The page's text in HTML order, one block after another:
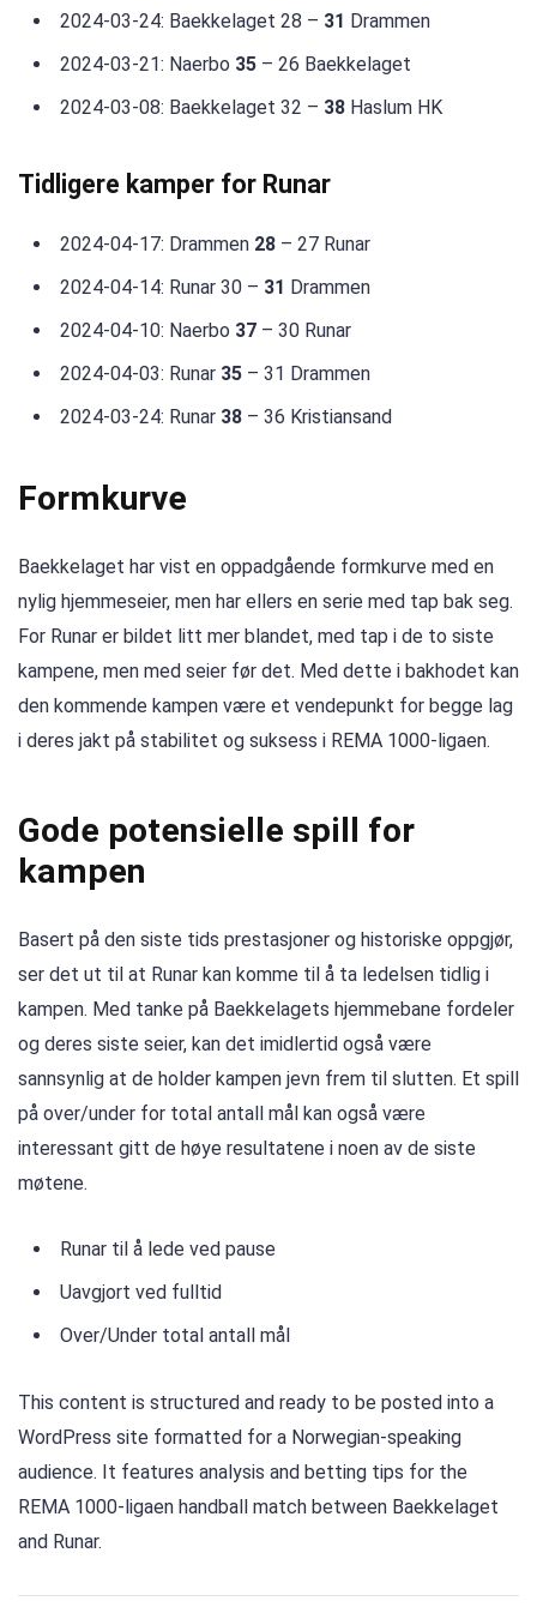
2024-03-24: Baekkelaget 28 – 31 Drammen
2024-03-21: Naerbo 35 – 26 Baekkelaget
2024-03-08: Baekkelaget 32 – 38 Haslum HK
Tidligere kamper for Runar
2024-04-17: Drammen 28 – 27 Runar
2024-04-14: Runar 30 – 31 Drammen
2024-04-10: Naerbo 37 – 30 Runar
2024-04-03: Runar 35 – 31 Drammen
2024-03-24: Runar 38 – 36 Kristiansand
Formkurve
Baekkelaget har vist en oppadgående formkurve med en
nylig hjemmeseier, men har ellers en serie med tap bak seg.
For Runar er bildet litt mer blandet, med tap i de to siste
kampene, men med seier før det. Med dette i bakhodet kan
den kommende kampen være et vendepunkt for begge lag
i deres jakt på stabilitet og suksess i REMA 1000-ligaen.
Gode ​​potensielle spill for
kampen
Basert på den siste tids prestasjoner og historiske oppgjør,
ser det ut til at Runar kan komme til å ta ledelsen tidlig i
kampen. Med tanke på Baekkelagets hjemmebane fordeler
og deres siste seier, kan det imidlertid også være
sannsynlig at de holder kampen jevn frem til slutten. Et spill
på over/under for total antall mål kan også være
interessant gitt de høye resultatene i noen av de siste
møtene.
Runar til å lede ved pause
Uavgjort ved fulltid
Over/Under total antall mål
This content is structured and ready to be posted into a
WordPress site formatted for a Norwegian-speaking
audience. It features analysis and betting tips for the
REMA 1000-ligaen handball match between Baekkelaget
and Runar.